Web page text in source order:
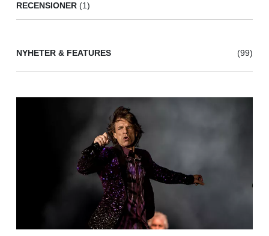
RECENSIONER (1)
NYHETER & FEATURES (99)